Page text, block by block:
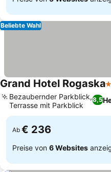
Beliebte Wahl
Grand Hotel Rogaska
8,5
Bezaubernder Parkblick,
Terrasse mit Parkblick
Ab € 236
Preise von 6 Websites